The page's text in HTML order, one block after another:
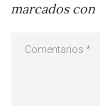
marcados con